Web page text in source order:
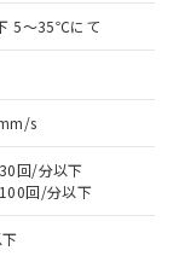
5～35℃にて
s
回/分以下
回/分以下
質）の
商品で